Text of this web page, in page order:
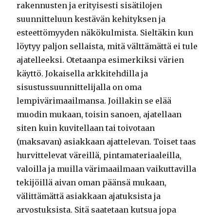
rakennusten ja erityisesti sisätilojen
suunnitteluun kestävän kehityksen ja
esteettömyyden näkökulmista. Sieltäkin kun
löytyy paljon sellaista, mitä välttämättä ei tule
ajatelleeksi. Otetaanpa esimerkiksi värien
käyttö. Jokaisella arkkitehdilla ja
sisustussuunnittelijalla on oma
lempivärimaailmansa. Joillakin se elää
muodin mukaan, toisin sanoen, ajatellaan
siten kuin kuvitellaan tai toivotaan
(maksavan) asiakkaan ajattelevan. Toiset taas
hurvittelevat väreillä, pintamateriaaleilla,
valoilla ja muilla värimaailmaan vaikuttavilla
tekijöillä aivan oman päänsä mukaan,
välittämättä asiakkaan ajatuksista ja
arvostuksista. Sitä saatetaan kutsua jopa